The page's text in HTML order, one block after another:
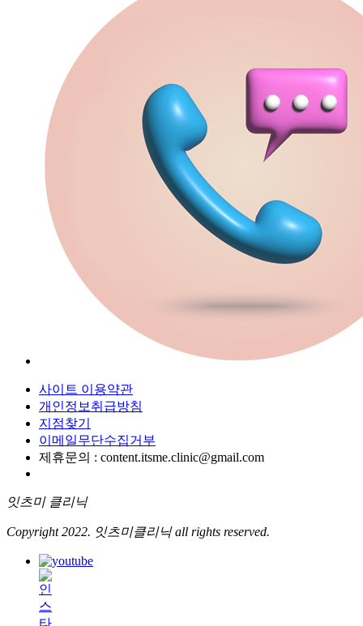
사이트 이용약관
개인정보취급방침
지점찾기
이메일무단수집거부
제휴문의 : content.itsme.clinic@gmail.com
잇츠미 클리닉
Copyright 2022. 잇츠미클리닉 all rights reserved.